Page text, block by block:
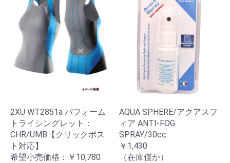
2XU WT2851a パフォーム
トライシングレット：
CHR/UMB【クリックポス
ト対応】
希望小売価格：￥10,780
AQUA SPHERE/アクアスフ
ィア ANTI-FOG
SPRAY/30cc
￥1,430
（在庫僅か）